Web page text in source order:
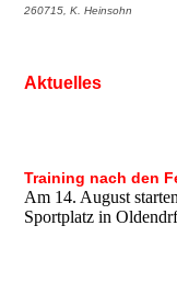
260715, K. Heinsohn
Aktuelles
Training nach den
Am 14. August
Sportplatz in